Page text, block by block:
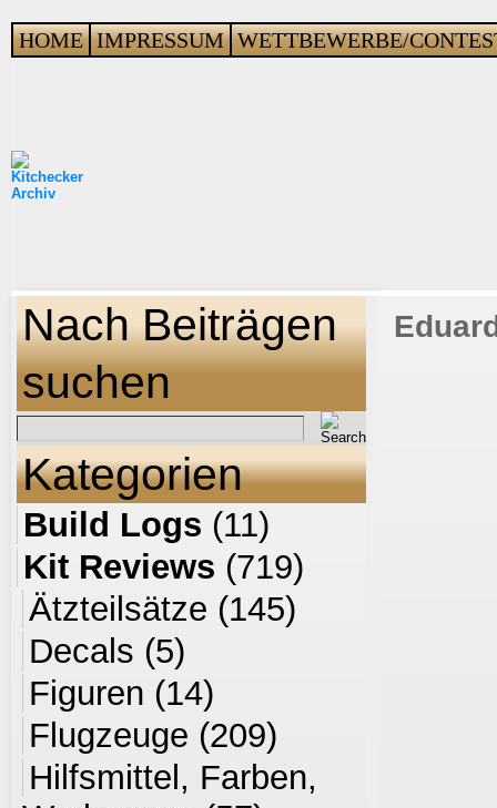
HOME IMPRESSUM WETTBEWERBE/
Nach Beiträgen
suchen
Kategorien
Build Logs (11)
Kit Reviews (719)
Ätzteilsätze (145)
Decals (5)
Figuren (14)
Flugzeuge (209)
Hilfsmittel, Farben,